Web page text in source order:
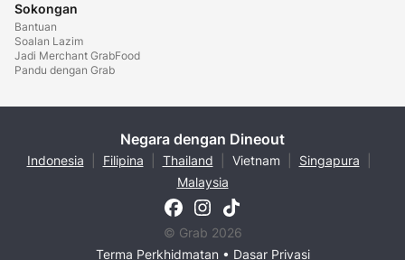
Sokongan
Bantuan
Soalan Lazim
Jadi Merchant GrabFood
Pandu dengan Grab
Negara dengan Dineout
Indonesia Filipina Thailand Vietnam Singapura
Malaysia
© Grab 2026
Terma Perkhidmatan• Dasar Privasi